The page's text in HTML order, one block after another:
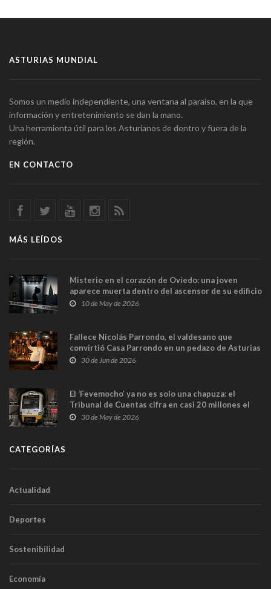
ASTURIAS MUNDIAL
Somos un medio independiente, una ventana al paraíso, en la que
información y entretenimiento se dan la mano.
Una herramienta útil para los Asturianos de dentro y fuera de la
región.
EN CONTACTO
MÁS LEÍDOS
Misterio en el corazón de Oviedo: una joven
aparece muerta dentro del ascensor de su edificio
y las cámaras captan sus últimos minutos
10 de May de 2026
Fallece Nicolás Parrondo, el valdesano que
convirtió Casa Parrondo en un pedazo de Asturias
en Madrid
30 de Jun de 2026
El ‘Fevemocho’ ya no es solo una chapuza: el
Tribunal de Cuentas cifra en casi 20 millones el
sobrecoste de los trenes que no cabían por los
30 de May de 2026
CATEGORÍAS
Actualidad
Deportes
Sostenibilidad
Economía